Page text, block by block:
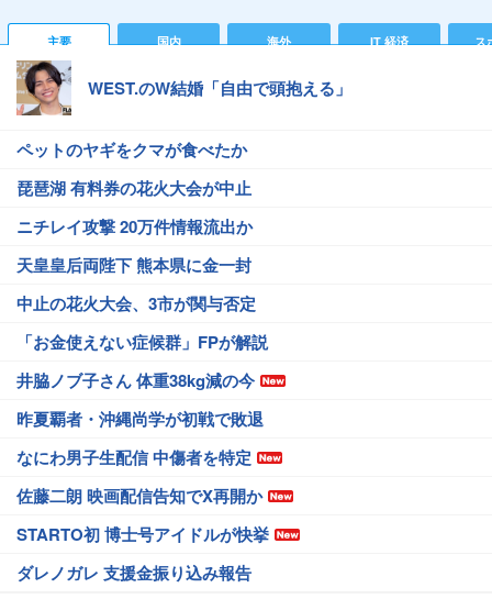
主要 国内 海外 IT 経済 ス
WEST.のW結婚「自由で頭抱える」
ペットのヤギをクマが食べたか
琵琶湖 有料券の花火大会が中止
ニチレイ攻撃 20万件情報流出か
天皇皇后両陛下 熊本県に金一封
中止の花火大会、3市が関与否定
「お金使えない症候群」FPが解説
井脇ノブ子さん 体重38kg減の今
昨夏覇者・沖縄尚学が初戦で敗退
なにわ男子生配信 中傷者を特定
佐藤二朗 映画配信告知でX再開か
STARTO初 博士号アイドルが快挙
ダレノガレ 支援金振り込み報告